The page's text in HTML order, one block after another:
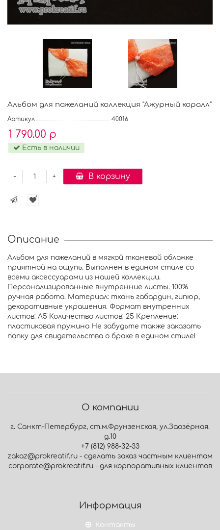
Альбом для пожеланий коллекция "Ажурный коралл"
Артикул 40016
1 790.00 р
Есть в наличии
+
- В корзину
Описание
Альбом для пожеланий в мягкой тканевой обложке
приятной на ощупь. Выполнен в едином стиле со
всеми аксессуарами из нашей коллекции.
Персонализированные внутренние листы. 100%
ручная работа. Материал: ткань габардин, гипюр,
декоративные украшения. Формат внутренних
листов: А5 Количество листов: 25 Крепление:
пластиковая пружина Не забудьте также заказать
папку для свидетельства о браке в едином стиле!
О компании
г. Санкт-Петербург, ст.м.Фрунзенская, ул.Заозёрная.
д.10
+7 (812) 988-32-33
zakaz@prokreatif.ru - сделать заказ частным клиентам
corporate@prokreatif.ru - для корпоративных клиентов
Информация
Контакты